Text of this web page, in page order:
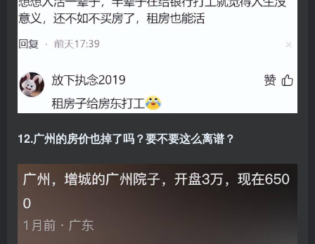
12.广州的房价也掉了吗？要不要这么离谱？